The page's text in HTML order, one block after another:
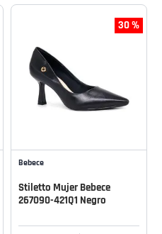
30 %
Bebece
Stiletto Mujer Bebece
267090-421Q1 Negro